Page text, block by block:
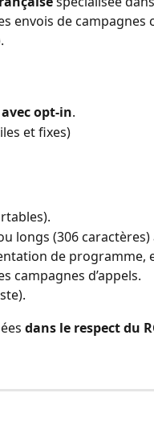
envois de campagnes
opt-in.
et fixes)
longs (306
de programme,
campagnes d’appels.
dans le respect du